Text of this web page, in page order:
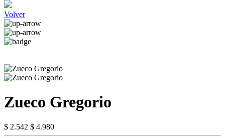
Volver
Zueco Gregorio
$ 2.542 $ 4.980